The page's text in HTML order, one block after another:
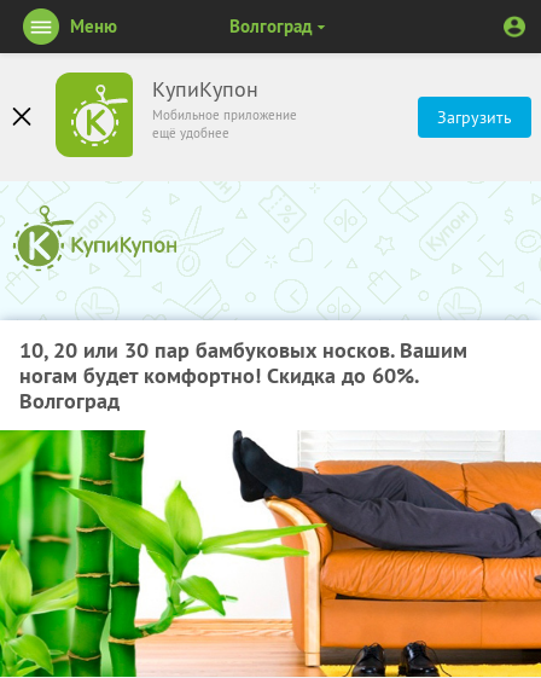
КупиКупон
Мобильное приложение
ещё удобнее
Загрузить
Меню Волгоград
10, 20 или 30 пар бамбуковых носков. Вашим
ногам будет комфортно! Скидка до 60%.
Волгоград